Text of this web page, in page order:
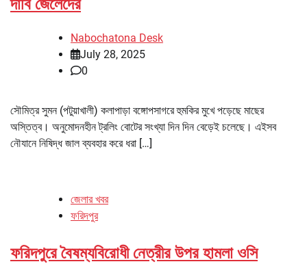
দাবি জেলেদের
Nabochatona Desk
July 28, 2025
0
সৌমিত্র সুমন (পটুয়াখালী) কলাপাড়া বঙ্গোপসাগরে হুমকির মুখে পড়েছে মাছের
অস্তিত্ব। অনুমোদনহীন ট্রলিং বোটের সংখ্যা দিন দিন বেড়েই চলেছে। এইসব
নৌযানে নিষিদ্ধ জাল ব্যবহার করে ধরা […]
জেলার খবর
ফরিদপুর
ফরিদপুরে বৈষম্যবিরোধী নেত্রীর উপর হামলা ওসি